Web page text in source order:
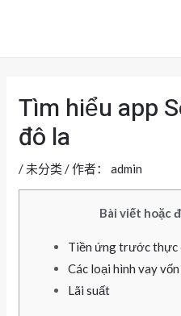
Tìm hiểu app
đô la
/ 未分类 / 作者： admin
Bài viết hoặc
Tiền ứng trước thực
Các loại hình vay vốn
Lãi suất